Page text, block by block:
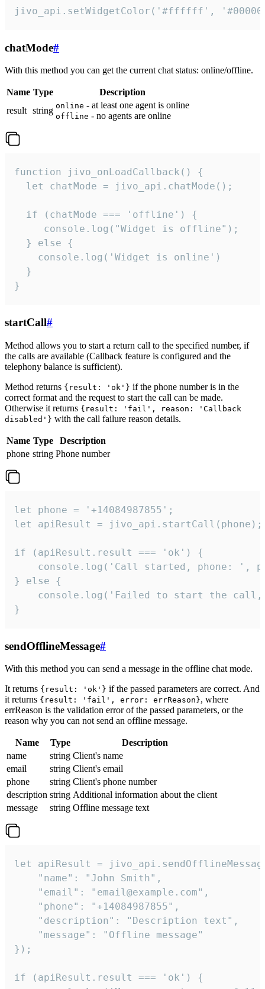
jivo_api.setWidgetColor('#ffffff',
chatMode#
With this method you can get the current chat status: online/offline.
Name Type
Description
result string online - at least one agent is online
offline - no agents are online
function jivo_onLoadCallback() {
  let chatMode = jivo_api.chatMode();
  if (chatMode === 'offline') {
     console.log("Widget is offline");
  } else {
    console.log('Widget is online')
  }
}
startCall#
Method allows you to start a return call to the specified number, if
the calls are available (Callback feature is configured and the
telephony balance is sufficient).
Method returns {result: 'ok'} if the phone number is in the
correct format and the request to start the call can be made.
Otherwise it returns {result: 'fail', reason: 'Callback
disabled'} with the call failure reason details.
Name Type
Description
phone string Phone number
let phone = '+14084987855';
let apiResult = jivo_api.startCall(phone);
if (apiResult.result === 'ok') {
console.log('Call started, phone: ',
} else {
console.log('Failed to start the
}
sendOfflineMessage#
With this method you can send a message in the offline chat mode.
It returns {result: 'ok'} if the passed parameters are correct. And
it returns {result: 'fail', error: errReason}, where
errReason is the validation error of the passed parameters, or the
reason why you can not send an offline message.
Name Type
Description
name
string Client's name
email
string Client's email
phone
string Client's phone number
description string Additional information about the client
message
string Offline message text
let apiResult =
    "name": "John Smith",
    "email": "email@example.com",
    "phone": "+14084987855",
    "description": "Description text",
    "message": "Offline message"
});
if (apiResult.result === 'ok') {